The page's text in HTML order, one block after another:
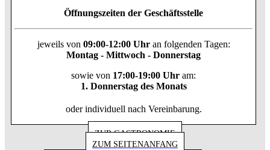
Öffnungszeiten der Geschäftsstelle
jeweils von 09:00-12:00 Uhran folgenden Tagen:
Montag - Mittwoch - Donnerstag
sowie von 17:00-19:00 Uhr am:
1. Donnerstag des Monats
oder individuell nach Vereinbarung.
ZUR GASTRONOMIE
ZUM SEITENANFANG